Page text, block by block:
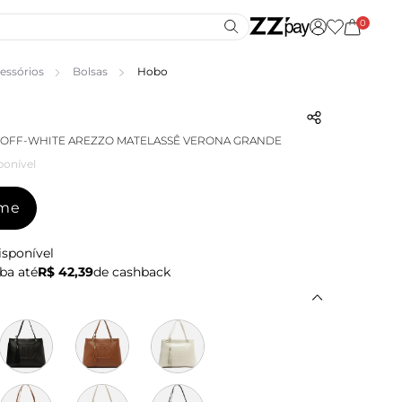
0
Bolsas Hobo
WHITE AREZZO MATELASSÊ VERONA GRANDE
atéR$ 42,39de cashback